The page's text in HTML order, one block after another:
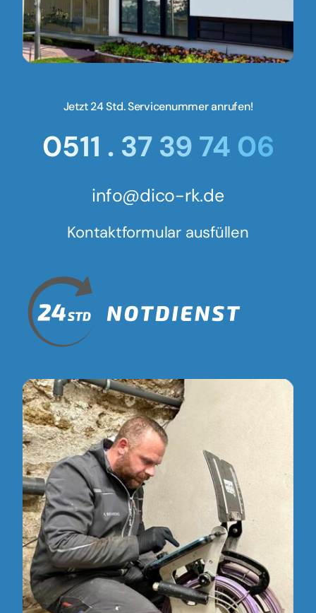
Jetzt 24 Std. Servicenummer anrufen!
0511 . 37 39 74 06
info@dico-rk.de
Kontaktformular ausfüllen